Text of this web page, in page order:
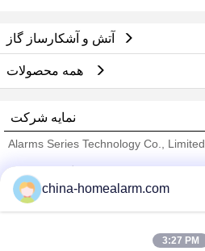
آتش و آشکارساز گاز
نمایه شرکت
Alarms Series Technology Co., Limited
Trust Seal
Verified Suplier
china-homealarm.com
3:27 PM